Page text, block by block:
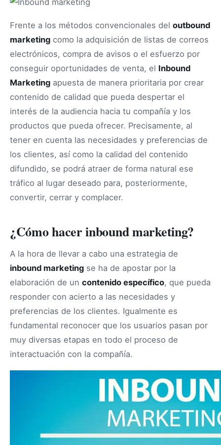
Frente a los métodos convencionales del outbound
marketing como la adquisición de listas de correos
electrónicos, compra de avisos o el esfuerzo por
conseguir oportunidades de venta, el Inbound
Marketing apuesta de manera prioritaria por crear
contenido de calidad que pueda despertar el
interés de la audiencia hacia tu compañía y los
productos que pueda ofrecer. Precisamente, al
tener en cuenta las necesidades y preferencias de
los clientes, así como la calidad del contenido
difundido, se podrá atraer de forma natural ese
tráfico al lugar deseado para, posteriormente,
convertir, cerrar y complacer.
¿Cómo hacer inbound marketing?
A la hora de llevar a cabo una estrategia de
inbound marketing se ha de apostar por la
elaboración de un contenido específico, que pueda
responder con acierto a las necesidades y
preferencias de los clientes. Igualmente es
fundamental reconocer que los usuarios pasan por
muy diversas etapas en todo el proceso de
interactuación con la compañía.